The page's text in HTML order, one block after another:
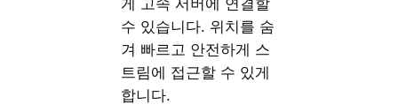
수 있습니다. 위치를 숨
겨 빠르고 안전하게 스
트림에 접근할 수 있게
합니다.